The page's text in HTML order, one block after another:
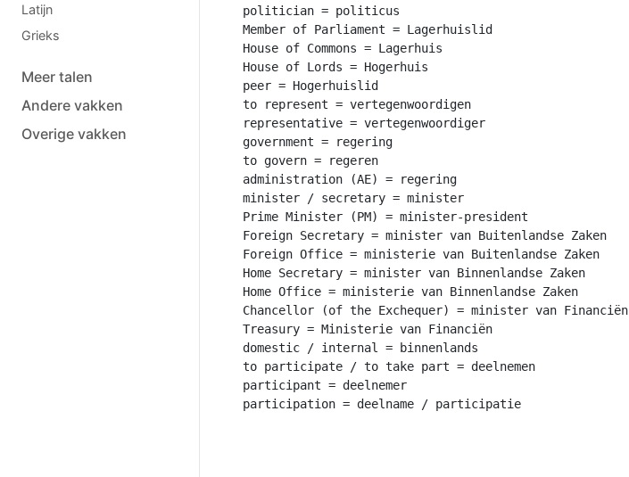
Latijn
Grieks
Meer talen
Andere vakken
Overige vakken
politician = politicus
Member of Parliament = Lagerhuislid
House of Commons = Lagerhuis
House of Lords = Hogerhuis
peer = Hogerhuislid
to represent = vertegenwoordigen
representative = vertegenwoordiger
government = regering
to govern = regeren
administration (AE) = regering
minister / secretary = minister
Prime Minister (PM) = minister-president
Foreign Secretary = minister van Buitenlandse Zaken
Foreign Office = ministerie van Buitenlandse Zaken
Home Secretary = minister van Binnenlandse Zaken
Home Office = ministerie van Binnenlandse Zaken
Chancellor (of the Exchequer) = minister van Financiën
Treasury = Ministerie van Financiën
domestic / internal = binnenlands
to participate / to take part = deelnemen
participant = deelnemer